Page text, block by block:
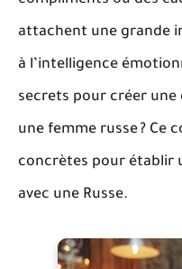
attachent une grande
à l’intelligence
secrets pour créer
une femme russe ? Ce
concrètes pour établir
avec une Russe.